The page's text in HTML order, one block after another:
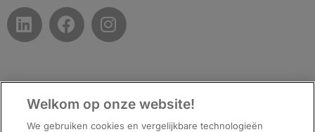
Welkom op onze website!
We gebruiken cookies en vergelijkbare technologieën